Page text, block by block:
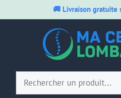
🚚 Livraison gratuite